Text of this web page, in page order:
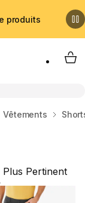
produits
My
Vêtements
par :(optional)